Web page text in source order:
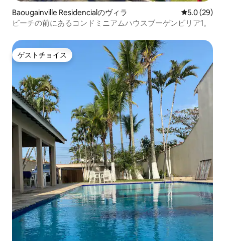
Baougainville Residencialのヴィラ レビュー29
5.0 (29)
ビーチの前にあるコンドミニアムハウスブーゲンビリア1。
ゲストチョイス
ゲストチョイス